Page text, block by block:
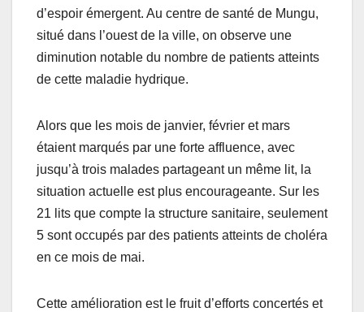
d’espoir émergent. Au centre de santé de Mungu,
situé dans l’ouest de la ville, on observe une
diminution notable du nombre de patients atteints
de cette maladie hydrique.
Alors que les mois de janvier, février et mars
étaient marqués par une forte affluence, avec
jusqu’à trois malades partageant un même lit, la
situation actuelle est plus encourageante. Sur les
21 lits que compte la structure sanitaire, seulement
5 sont occupés par des patients atteints de choléra
en ce mois de mai.
Cette amélioration est le fruit d’efforts concertés et